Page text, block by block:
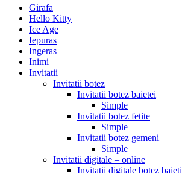
Girafa
Hello Kitty
Ice Age
Iepuras
Ingeras
Inimi
Invitatii
Invitatii botez
Invitatii botez baietei
Simple
Invitatii botez fetite
Simple
Invitatii botez gemeni
Simple
Invitatii digitale – online
Invitatii digitale botez baieti